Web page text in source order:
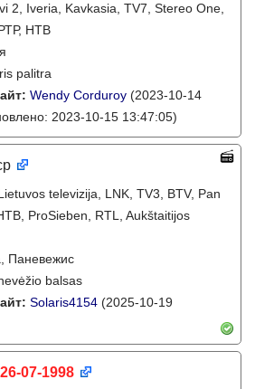
2, Iveria, Kavkasia, TV7, Stereo One,
НТВ
palitra
Wendy Corduroy (2023-10-14
2023-10-15 13:47:05)
televizija, LNK, TV3, BTV, Pan
ProSieben, RTL, Aukštaitijos
Паневежис
balsas
Solaris4154 (2025-10-19
07-1998